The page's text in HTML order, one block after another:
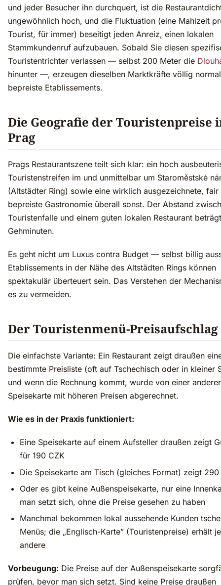
und jeder Besucher ihn durchquert, ist die
ungewöhnlich hoch, und die Fluktuation (eine Mahlzeit
Tourist, für immer) beseitigt jeden Anreiz, einen lokalen
Stammkundenruf aufzubauen. Sobald Sie diesen
Touristentrichter verlassen — selbst 200 Meter die
hinunter —, erzeugen dieselben Marktkräfte völlig
bepreiste Etablissements.
Die Geografie der Touristenpreise
Prag
Prags Restaurantszene teilt sich klar: ein hoch
Touristenstreifen im und unmittelbar um Staroměstské
(Altstädter Ring) sowie eine wirklich ausgezeichnete, fair
bepreiste Gastronomie überall sonst. Der Abstand
Touristenfalle und einem guten lokalen Restaurant
Gehminuten.
Es geht nicht um Luxus contra Budget — selbst billig
Etablissements in der Nähe des Altstädten Rings können
spektakulär überteuert sein. Das Verstehen der
es zu vermeiden.
Der Touristenmenü-Preisaufschlag
Die einfachste Variante: Ein Restaurant zeigt draußen
bestimmte Preisliste (oft auf Tschechisch oder in kleiner
und wenn die Rechnung kommt, wurde von einer
Speisekarte mit höheren Preisen abgerechnet.
Wie es in der Praxis funktioniert:
Eine Speisekarte auf einem Aufsteller draußen zeigt
für 190 CZK
Die Speisekarte am Tisch (gleiches Format) zeigt 290
Oder es gibt keine Außenspeisekarte, nur eine
man setzt sich, ohne die Preise gesehen zu haben
Manchmal bekommen lokal aussehende Kunden
Menüs; die „Englisch-Karte” (Touristenpreise) erhält
andere
Vorbeugung: Die Preise auf der Außenspeisekarte
prüfen, bevor man sich setzt. Sind keine Preise draußen